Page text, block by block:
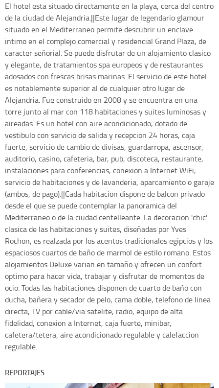
El hotel esta situado directamente en la playa, cerca del centro
de la ciudad de Alejandria.||Este lugar de legendario glamour
situado en el Mediterraneo permite descubrir un enclave
intimo en el complejo comercial y residencial Grand Plaza, de
caracter señorial. Se puede disfrutar de un alojamiento clasico
y elegante, de tratamientos spa europeos y de restaurantes
adosados con frescas brisas marinas. El servicio de este hotel
es notablemente superior al de cualquier otro lugar de
Alejandria. Fue construido en 2008 y se encuentra en una
torre junto al mar con 118 habitaciones y suites luminosas y
aireadas. Es un hotel con aire acondicionado, dotado de
vestibulo con servicio de salida y recepcion 24 horas, caja
fuerte, servicio de cambio de divisas, guardarropa, ascensor,
auditorio, casino, cafeteria, bar, pub, discoteca, restaurante,
instalaciones para conferencias, conexion a Internet WiFi,
servicio de habitaciones y de lavanderia, aparcamiento o garaje
(ambos, de pago).||Cada habitacion dispone de balcon privado
desde el que se puede contemplar la panoramica del
Mediterraneo o de la ciudad centelleante. La decoracion 'chic'
clasica de las habitaciones y suites, diseñadas por Yves
Rochon, es realzada por los acentos tradicionales egipcios y los
espaciosos cuartos de baño de marmol de estilo romano. Estos
alojamientos Deluxe varian en tamaño y ofrecen un confort
optimo para hacer vida, trabajar y disfrutar de momentos de
ocio. Todas las habitaciones disponen de cuarto de baño con
ducha, bañera y secador de pelo, cama doble, telefono de linea
directa, TV por cable/via satelite, radio, equipo de alta
fidelidad, conexion a Internet, caja fuerte, minibar,
cafetera/tetera, aire acondicionado regulable y calefaccion
regulable.
REPORTAJES